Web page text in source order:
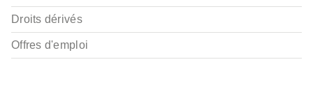
Droits dérivés
Offres d'emploi